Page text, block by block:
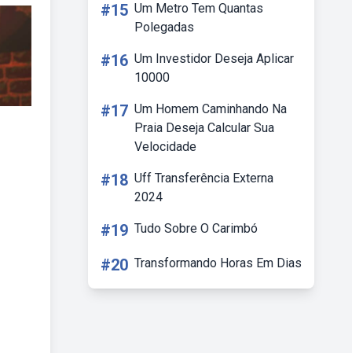
#15 Um Metro Tem Quantas
Polegadas
#16 Um Investidor Deseja Aplicar
10000
#17 Um Homem Caminhando Na
Praia Deseja Calcular Sua
Velocidade
#18 Uff Transferência Externa
2024
#19 Tudo Sobre O Carimbó
#20 Transformando Horas Em Dias